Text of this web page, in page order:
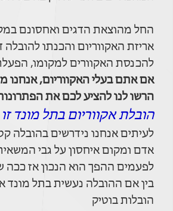
החל מהוצאת הדגים ואחסונם
אריזת האקווריום והכנתו
להכנסת האקוורים למקומו,
אם אתם בעלי האקווריום, אנחנו
הרשו לנו להציע לכם את
הובלת אקווריום בתל מונד
לעיתים אנחנו נידרשים בהובלה
אדם ומקום איחסון על גבי
לפעמים ההפך הוא הנכון אז ככה
בין אם ההובלה נעשית בתל מונד
הובלות בוטיק